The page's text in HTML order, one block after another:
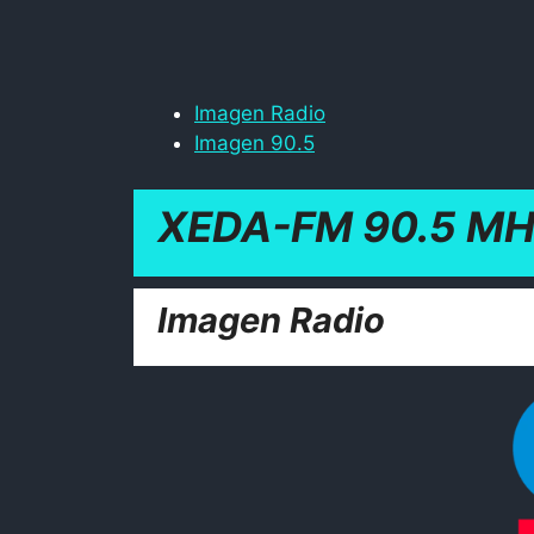
Imagen Radio
Imagen 90.5
XEDA-FM 90.5
Imagen Radio